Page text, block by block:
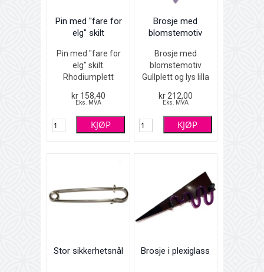
Pin med "fare for
elg" skilt
Pin med "fare for
elg" skilt.
Rhodiumplett
hvit, sort og rød
2 x 2 cm
kr 158,40
Eks. MVA
KJØP
Brosje med
blomstemotiv
Brosje med
blomstemotiv
Gullplett og lys lilla
6 x 6 cm
kr 212,00
Eks. MVA
KJØP
Stor sikkerhetsnål Brosje i plexiglass